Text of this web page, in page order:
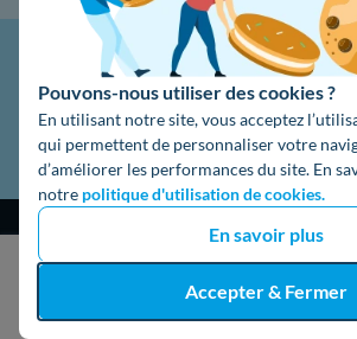
Pouvons-nous utiliser des cookies ?
En utilisant notre site, vous acceptez
qui permettent de personnaliser votre
d’améliorer les performances du site. En
notre politique d'utilisation de cookies.
En savoir plus
Accepter & Fermer
J'obtiens un devis